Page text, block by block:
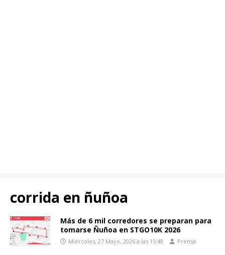
corrida en ñuñoa
Más de 6 mil corredores se preparan para
tomarse Ñuñoa en STGO10K 2026
Miércoles, 27 Mayo, 2026 a las 15:48 Prensa